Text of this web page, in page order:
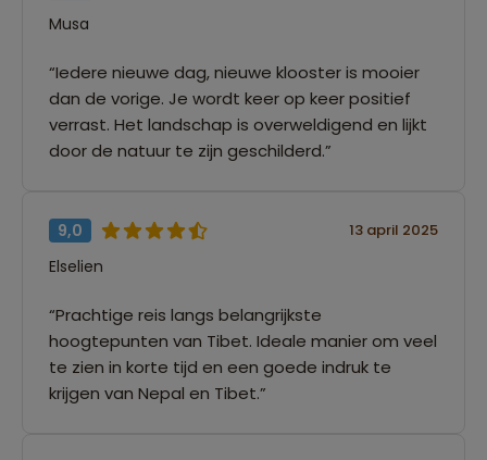
Musa
“Iedere nieuwe dag, nieuwe klooster is mooier
dan de vorige. Je wordt keer op keer positief
verrast. Het landschap is overweldigend en lijkt
door de natuur te zijn geschilderd.”
9,0 13 april 2025
Elselien
“Prachtige reis langs belangrijkste
hoogtepunten van Tibet. Ideale manier om veel
te zien in korte tijd en een goede indruk te
krijgen van Nepal en Tibet.”